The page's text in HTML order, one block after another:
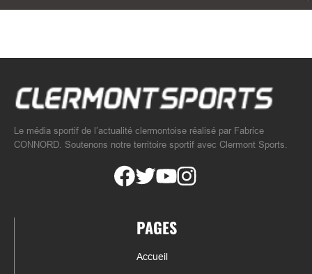
Le média sportif de l’actualité clermontoise réalisé par Fabrice
CONNORD. Soutenons notre territoire sportif avec Clermont Sports.
PAGES
Accueil